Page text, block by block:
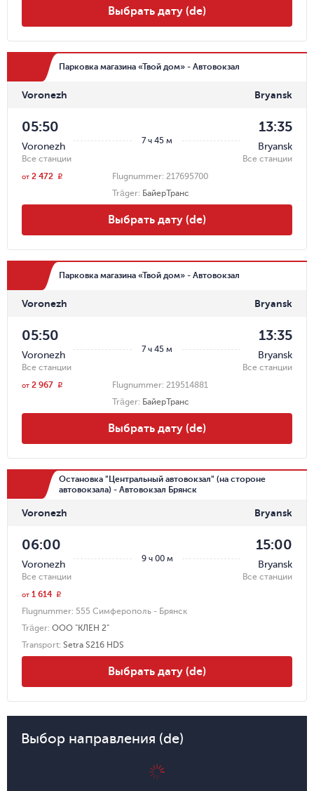
Выбор направления (de)
Выбрать дату (de)
Парковка магазина «Твой дом» - Автовокзал
Voronezh Bryansk
7 ч 45 м
05:50
Voronezh
Все станции
13:35
Bryansk
Все станции
Flugnummer: 217695700
Träger: БайерТранс
от 2 472 r
Выбрать дату (de)
Парковка магазина «Твой дом» - Автовокзал
Voronezh Bryansk
7 ч 45 м
05:50
Voronezh
Все станции
13:35
Bryansk
Все станции
Flugnummer: 219514881
Träger: БайерТранс
от 2 967 r
Выбрать дату (de)
Остановка "Центральный автовокзал" (на стороне
автовокзала) - Автовокзал Брянск
Voronezh Bryansk
9 ч 00 м
06:00
Voronezh
Все станции
15:00
Bryansk
Все станции
Flugnummer: 555 Симферополь - Брянск
Träger: ООО "КЛЕН 2"
Transport: Setra S216 HDS
от 1 614 r
Выбрать дату (de)